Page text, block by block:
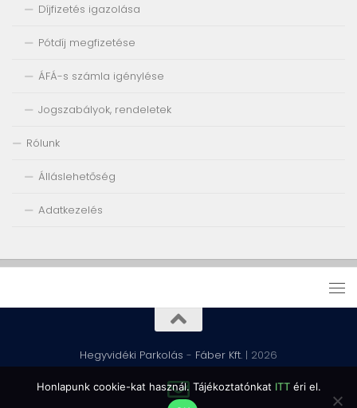
Díjfizetés igazolása
Pótdíj megfizetése
ÁFÁ-s számla igénylése
Jogszabályok, rendeletek
Rólunk
Álláslehetőség
Adatkezelés
Hegyvidéki Parkolás - Fáber Kft. | 2026
Honlapunk cookie-kat használ. Tájékoztatónkat ITTéri el.